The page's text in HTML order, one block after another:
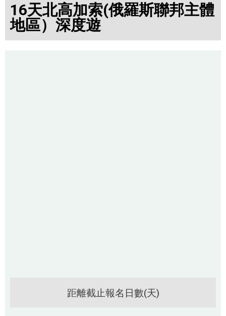
16天北高加索(俄羅斯聯邦主體
地區）深度遊
距離截止報名日數(天)